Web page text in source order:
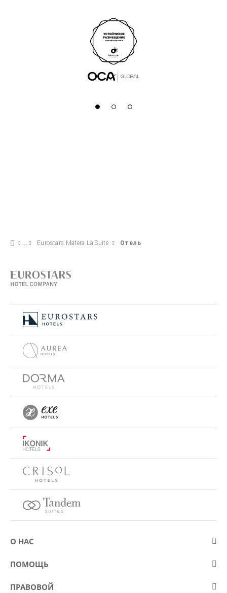
Eurostars Matera La Suite Отель
О НАС
О компании Eurostars Hotel Company
ПОМОЩЬ
Контакт
ПРАВОВОЙ